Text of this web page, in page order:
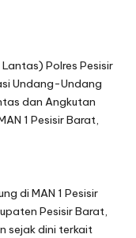
Polres Pesisir
Undang-Undang
dan Angkutan
1 Pesisir Barat,
di MAN 1 Pesisir
Pesisir Barat,
sejak dini terkait